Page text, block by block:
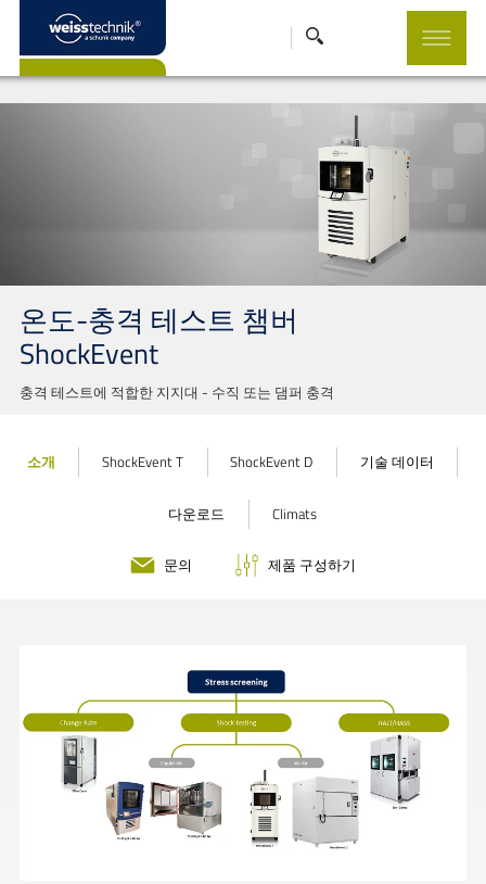
온도-충격 테스트 챔버
ShockEvent
충격 테스트에 적합한 지지대 - 수직 또는 댐퍼 충격
소개 ShockEvent T ShockEvent D 기술 데이터
다운로드 Climats
문의 제품 구성하기